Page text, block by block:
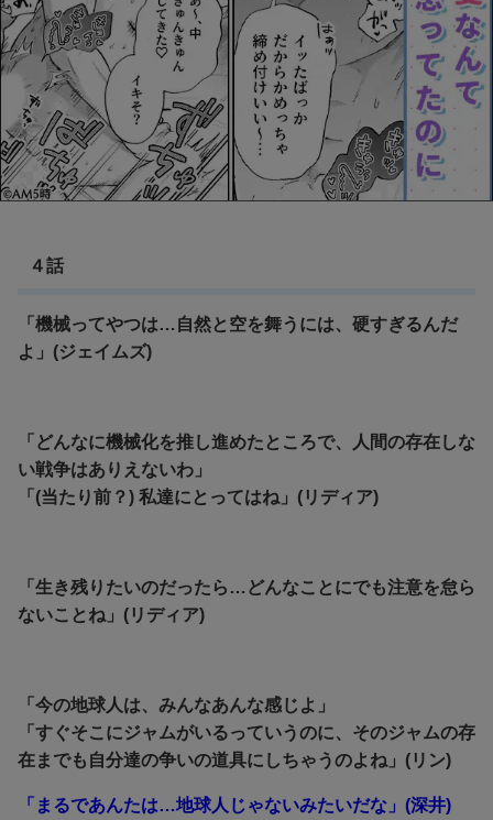
４話
「機械ってやつは…自然と空を舞うには、硬すぎるんだ
よ」(ジェイムズ)
「どんなに機械化を推し進めたところで、人間の存在しな
い戦争はありえないわ」
「(当たり前？) 私達にとってはね」(リディア)
「生き残りたいのだったら…どんなことにでも注意を怠ら
ないことね」(リディア)
「今の地球人は、みんなあんな感じよ」
「すぐそこにジャムがいるっていうのに、そのジャムの存
在までも自分達の争いの道具にしちゃうのよね」(リン)
「まるであんたは…地球人じゃないみたいだな」(深井)